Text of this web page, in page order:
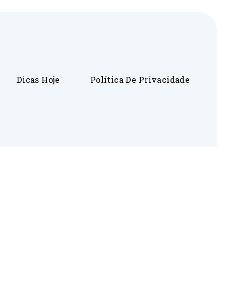
Dicas Hoje Política De Privacidade